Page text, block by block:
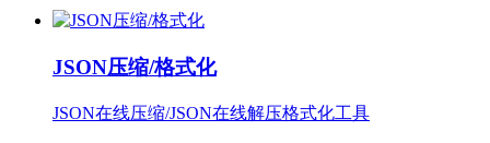
JSON压缩/格式化
JSON在线压缩/JSON在线解压格式化工具